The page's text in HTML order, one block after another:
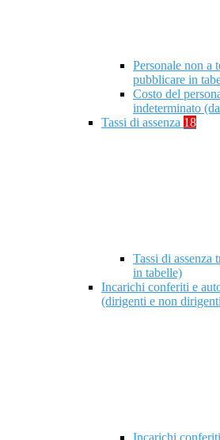
Personale non a
pubblicare in
Costo del
indeterminato
Tassi di assenza 18
Tassi di assenza
in tabelle)
Incarichi conferiti e
(dirigenti e non